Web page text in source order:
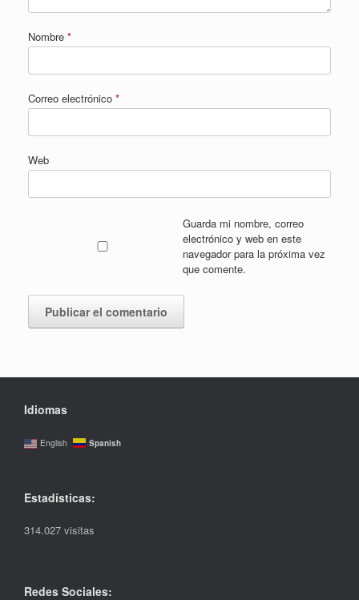
Nombre *
Correo electrónico *
Web
Guarda mi nombre, correo
electrónico y web en este
navegador para la próxima vez
que comente.
Idiomas
English Spanish
Estadísticas:
314.027 visitas
Redes Sociales: